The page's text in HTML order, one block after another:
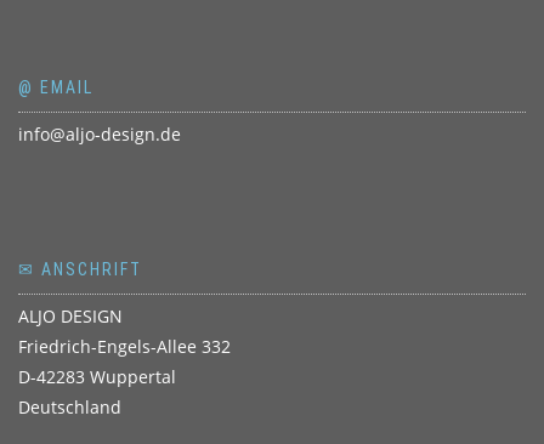
@ EMAIL
info@aljo-design.de
✉ ANSCHRIFT
ALJO DESIGN
Friedrich-Engels-Allee 332
D-42283 Wuppertal
Deutschland